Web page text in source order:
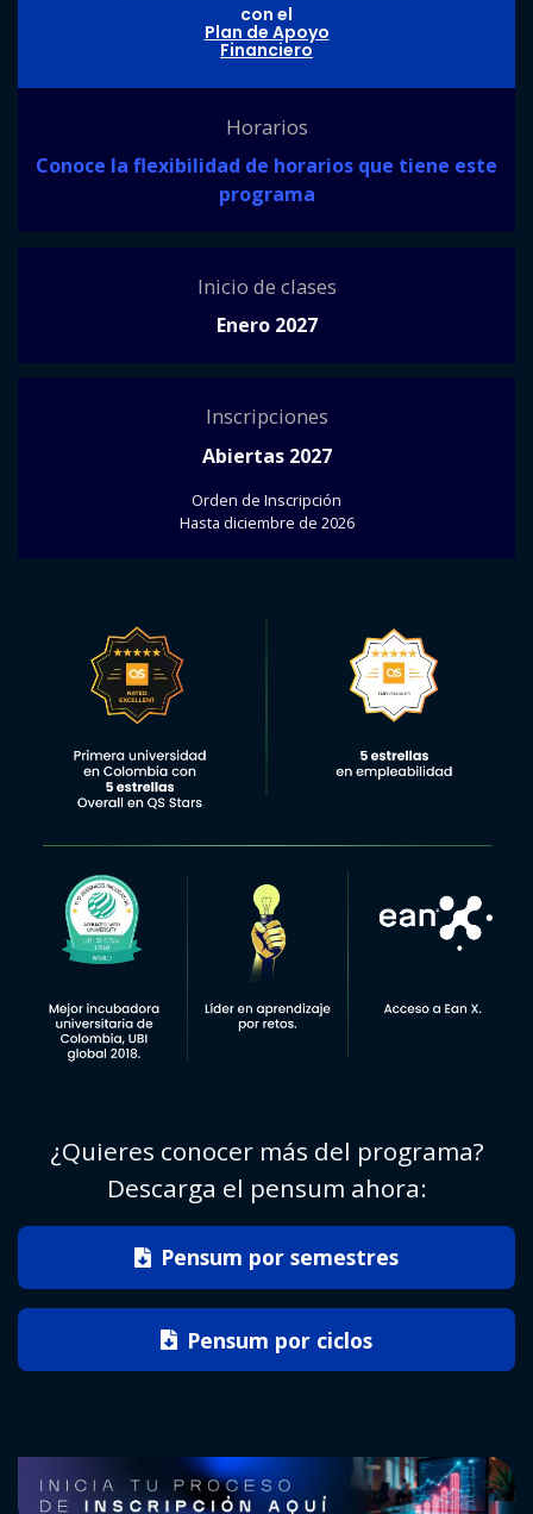
con el
Plan de Apoyo
Financiero
Horarios
Conoce la flexibilidad de horarios que tiene este
programa
Inicio de clases
Enero 2027
Inscripciones
Abiertas 2027
Orden de Inscripción
Hasta diciembre de 2026
¿Quieres conocer más del programa?
Descarga el pensum ahora:
Pensum por semestres
Pensum por ciclos